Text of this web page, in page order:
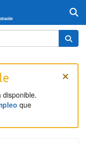
disponible.
que
×